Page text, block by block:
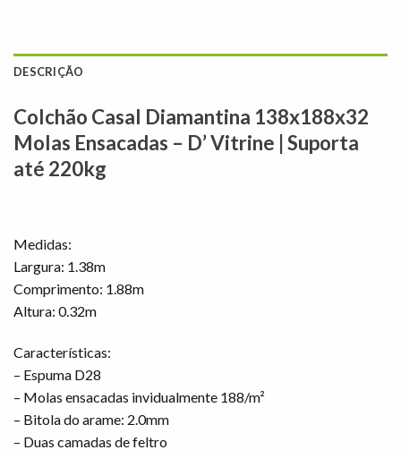
DESCRIÇÃO
Colchão Casal Diamantina 138x188x32
Molas Ensacadas – D’ Vitrine | Suporta
até 220kg
Medidas:
Largura: 1.38m
Comprimento: 1.88m
Altura: 0.32m
Características:
– Espuma D28
– Molas ensacadas invidualmente 188/m²
– Bitola do arame: 2.0mm
– Duas camadas de feltro